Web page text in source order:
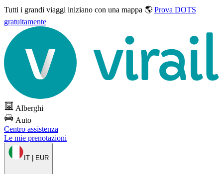
Tutti i grandi viaggi iniziano con una mappa 🌎 Prova DOTS
gratuitamente
Alberghi
Auto
Centro assistenza
Le mie prenotazioni
IT | EUR